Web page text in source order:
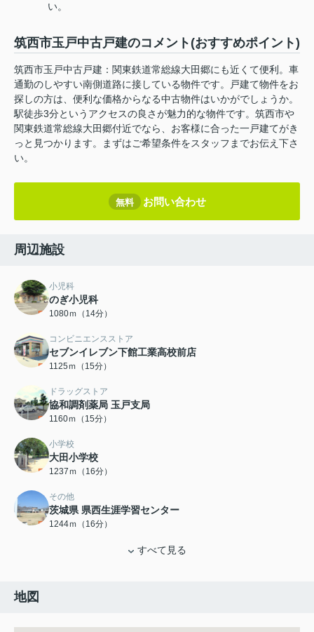
い。
筑西市玉戸中古戸建のコメント(おすすめポイント)
筑西市玉戸中古戸建：関東鉄道常総線大田郷にも近くて便利。車
通勤のしやすい南側道路に接している物件です。戸建て物件をお
探しの方は、便利な価格からなる中古物件はいかがでしょうか。
駅徒歩3分というアクセスの良さが魅力的な物件です。筑西市や
関東鉄道常総線大田郷付近でなら、お客様に合った一戸建てがき
っと見つかります。まずはご希望条件をスタッフまでお伝え下さ
い。
無料 お問い合わせ
周辺施設
小児科
のぎ小児科
1080ｍ（14分）
コンビニエンスストア
セブンイレブン下館工業高校前店
1125ｍ（15分）
ドラッグストア
協和調剤薬局 玉戸支局
1160ｍ（15分）
小学校
大田小学校
1237ｍ（16分）
その他
茨城県 県西生涯学習センター
1244ｍ（16分）
すべて見る
地図